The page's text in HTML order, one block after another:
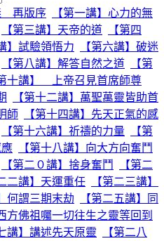
再版序
【第一講】心力的無
【第三講】天帝的道
【第四
】試驗領悟力
【第六講】破迷
【第八講】解答自然之道
【第
十講】 上帝召見首席師尊
【第十二講】萬聖萬靈皆助首
師
【第十四講】先天正氣的感
【第十六講】祈禱的力量
【第
【第十八講】向大方向奮鬥
【第二０講】捨身奮鬥
【第二
二講】天運重任
【第二三講】
何謂三期末劫
【第二五講】同
方佛祖囑一切往生之靈等回到
講】講述先天原靈
【第二八